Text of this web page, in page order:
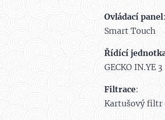
Ovládací panel:
Smart Touch
Řídící
GECKO IN.YE 3
Filtrace:
Kartušový filtr